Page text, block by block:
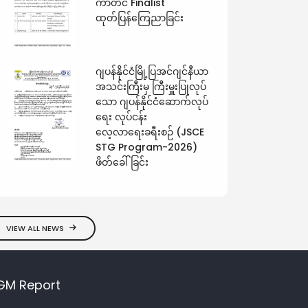
ထုတ်ပြန်ကြေညာခြင်း
ဂျပန်နိုင်ငံမြို့ပြအင်ဂျင်နီယာ
အသင်းကြီးမှ ကြီးမှူးပြုလုပ်
သော ဂျပန်နိုင်ငံဆောက်လုပ်
ရေး လုပ်ငန်း
လေ့လာရေးခရီးစဉ် (JSCE
STG Program-2026)
ဖိတ်ခေါ်ခြင်း
VIEW ALL NEWS
Report